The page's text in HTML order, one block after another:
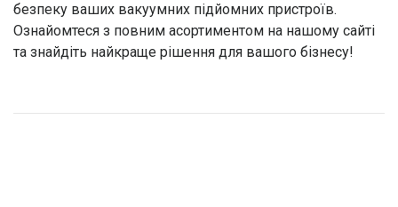
безпеку ваших вакуумних підйомних пристроїв.
Ознайомтеся з повним асортиментом на нашому сайті
та знайдіть найкраще рішення для вашого бізнесу!